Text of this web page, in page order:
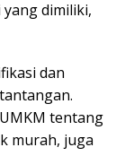
dimiliki,
dan
tentang
murah, juga